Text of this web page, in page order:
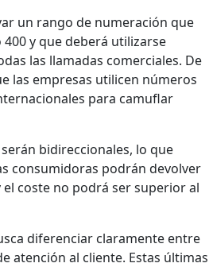
un rango de numeración que
y que deberá utilizarse
las llamadas comerciales. De
las empresas utilicen números
para camuflar
bidireccionales, lo que
consumidoras podrán devolver
el coste no podrá ser superior al
diferenciar claramente entre
atención al cliente. Estas últimas